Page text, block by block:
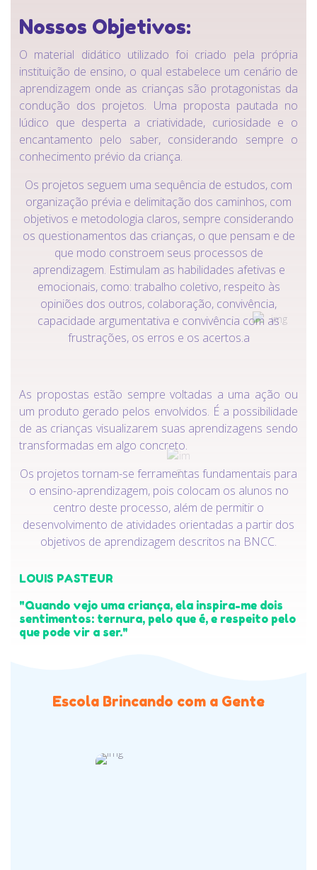
Nossos Objetivos:
O material didático utilizado foi criado pela própria
instituição de ensino, o qual estabelece um cenário de
aprendizagem onde as crianças são protagonistas da
condução dos projetos. Uma proposta pautada no
lúdico que desperta a criatividade, curiosidade e o
encantamento pelo saber, considerando sempre o
conhecimento prévio da criança.
Os projetos seguem uma sequência de estudos, com
organização prévia e delimitação dos caminhos, com
objetivos e metodologia claros, sempre considerando
os questionamentos das crianças, o que pensam e de
que modo constroem seus processos de
aprendizagem. Estimulam as habilidades afetivas e
emocionais, como: trabalho coletivo, respeito às
opiniões dos outros, colaboração, convivência,
capacidade argumentativa e convivência com as
frustrações, os erros e os acertos.a
As propostas estão sempre voltadas a uma ação ou
um produto gerado pelos envolvidos. É a possibilidade
de as crianças visualizarem suas aprendizagens sendo
transformadas em algo concreto.
Os projetos tornam-se ferramentas fundamentais para
o ensino-aprendizagem, pois colocam os alunos no
centro deste processo, além de permitir o
desenvolvimento de atividades orientadas a partir dos
objetivos de aprendizagem descritos na BNCC.
LOUIS PASTEUR
"Quando vejo uma criança, ela inspira-me dois
sentimentos: ternura, pelo que é, e respeito pelo
que pode vir a ser."
Escola Brincando com a Gente